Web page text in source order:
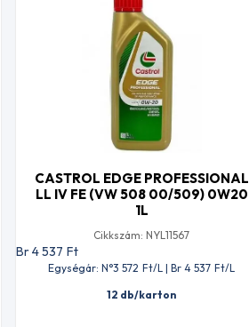
CASTROL EDGE PROFESSIONAL
LL IV FE (VW 508 00/509) 0W20
1L
Cikkszám: NYL11567
Br 4 537 Ft
Egységár: N°3 572 Ft/L | Br 4 537 Ft/L
12 db/karton